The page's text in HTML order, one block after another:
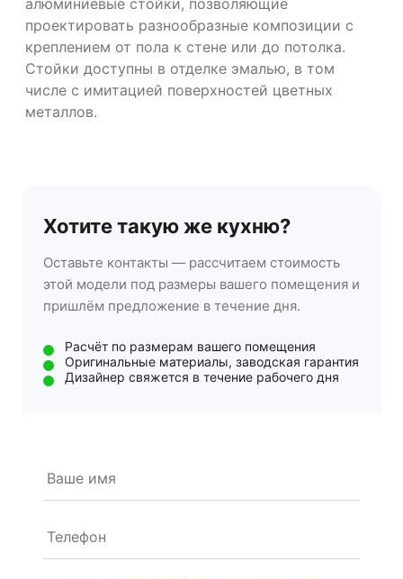
проектировать разнообразные композиции с
креплением от пола к стене или до потолка.
Стойки доступны в отделке эмалью, в том
числе с имитацией поверхностей цветных
металлов.
Хотите такую же кухню?
Оставьте контакты — рассчитаем стоимость
этой модели под размеры вашего помещения и
пришлём предложение в течение дня.
Расчёт по размерам вашего помещения
Оригинальные материалы, заводская гарантия
Дизайнер свяжется в течение рабочего дня